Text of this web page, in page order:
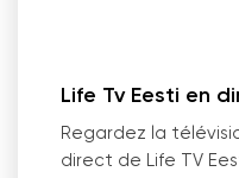
Life Tv Eesti en
Regardez la
direct de Life TV